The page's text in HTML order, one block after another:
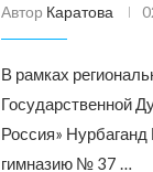
Автор Каратова
В рамках
Государственной
Россия»
гимназию № 37 …